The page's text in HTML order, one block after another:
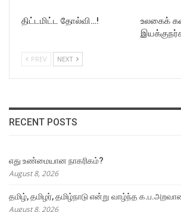
திட்டமிட்ட தோல்வி…!
உலகைக்
PREV NEXT
RECENT POSTS
எது உண்மையான நாகரிகம்?
August 8, 2026
தமிழ், தமிழர், தமிழ்நாடு என்று வாழ்ந்த
August 8, 2026